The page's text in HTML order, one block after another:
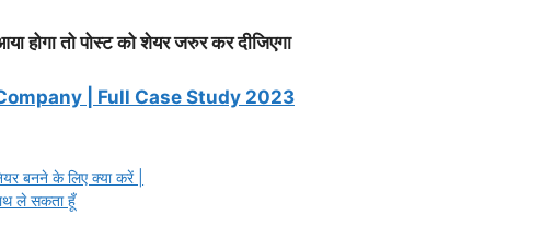
होगा तो पोस्ट को शेयर जरुर कर दीजिएगा
| Full Case Study 2023
बनने के लिए क्या करें |
ले सकता हूँ